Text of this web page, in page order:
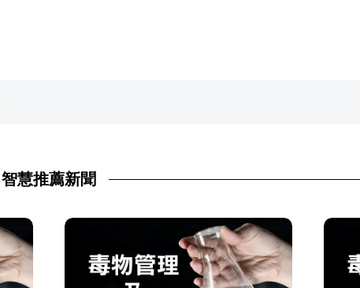
智慧推薦新聞